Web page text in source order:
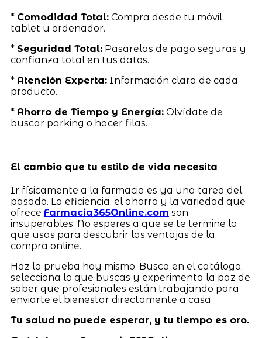
* Comodidad Total:Compra desde tu móvil,
tablet u ordenador.
* Seguridad Total:Pasarelas de pago seguras y
confianza total en tus datos.
* Atención Experta:Información clara de cada
producto.
* Ahorro de Tiempo y Energía:Olvídate de
buscar parking o hacer filas.
El cambio que tu estilo de vida necesita
Ir físicamente a la farmacia es ya una tarea del
pasado. La eficiencia, el ahorro y la variedad que
ofrece Farmacia365Online.com son
insuperables. No esperes a que se te termine lo
que usas para descubrir las ventajas de la
compra online.
Haz la prueba hoy mismo. Busca en el catálogo,
selecciona lo que buscas y experimenta la paz de
saber que profesionales están trabajando para
enviarte el bienestar directamente a casa.
Tu salud no puede esperar, y tu tiempo es oro.